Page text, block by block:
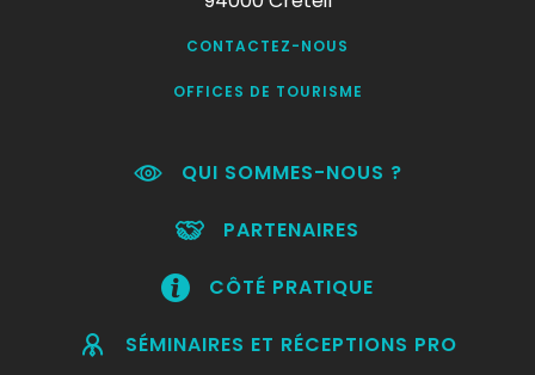
CONTACTEZ-NOUS
OFFICES DE TOURISME
QUI SOMMES-NOUS ?
PARTENAIRES
CÔTÉ PRATIQUE
SÉMINAIRES ET RÉCEPTIONS PRO